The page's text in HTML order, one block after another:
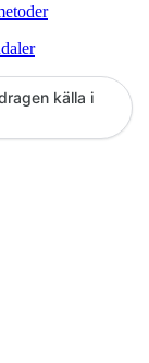
källa i